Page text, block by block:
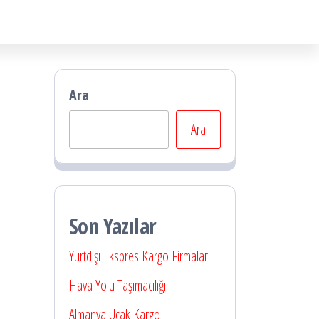
Ara
Ara
Son Yazılar
Yurtdışı Ekspres Kargo Firmaları
Hava Yolu Taşımacılığı
Almanya Uçak Kargo